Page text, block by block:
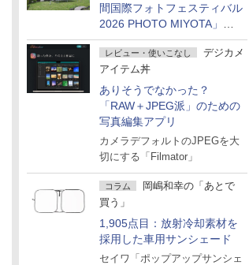
間国際フォトフェスティバル
2026 PHOTO MIYOTA」が
開幕
レビュー・使いこなし
デジカメ
アイテム丼
ありそうでなかった？
「RAW＋JPEG派」のための
写真編集アプリ
カメラデフォルトのJPEGを大
切にする「Filmator」
コラム
岡嶋和幸の「あとで
買う」
1,905点目：放射冷却素材を
採用した車用サンシェード
セイワ「ポップアップサンシェ